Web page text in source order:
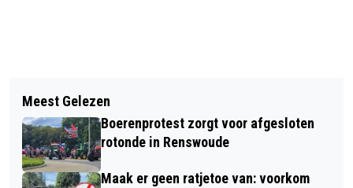
GEMEENTERAAD BARNEVELD STELT
OMGEVINGSVISIE BARNEVELD 2040
VAST
REGIO FOODVALLEY WIL 60 PROCENT
STIKSTOFUITSTOOT REDUCEREN
Meest Gelezen
Boerenprotest zorgt voor afgesloten
rotonde in Renswoude
Maak er geen ratjetoe van: voorkom